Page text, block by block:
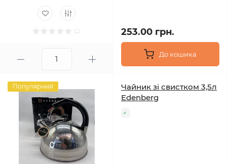
253.00 грн.
До кошика
Популярний
Чайник зі свистком 3,5л
Edenberg